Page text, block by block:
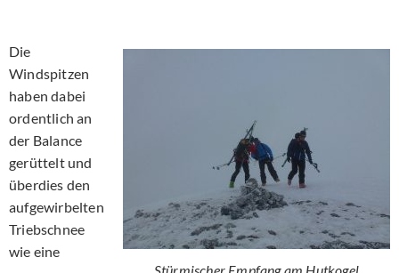
Die
Windspitzen
haben dabei
ordentlich an
der Balance
gerüttelt und
überdies den
aufgewirbelten
Triebschnee
wie eine